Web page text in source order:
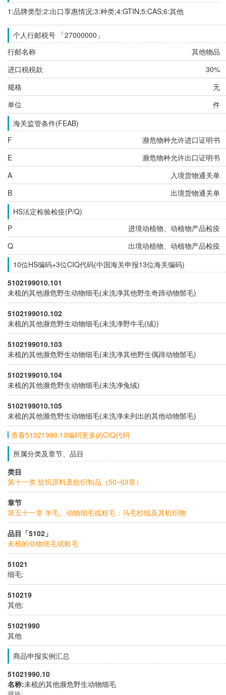
1:品牌类型;2:出口享惠情况;3:种类;4:GTIN;5:CAS;6:其他
个人行邮税号 「27000000」
行邮名称
其他物品
进口税税款
30%
规格
无
单位
件
海关监管条件(FEAB)
F
濒危物种允许进口证明书
E
濒危物种允许出口证明书
A
入境货物通关单
B
出境货物通关单
HS法定检验检疫(P/Q)
P
进境动植物、动植物产品检疫
Q
出境动植物、动植物产品检疫
10位HS编码+3位CIQ代码(中国海关申报13位海关编码)
5102199010.101
未梳的其他濒危野生动物细毛(未洗净其他野生奇蹄动物鬃毛)
5102199010.102
未梳的其他濒危野生动物细毛(未洗净野牛毛(绒))
5102199010.103
未梳的其他濒危野生动物细毛(未洗净其他野生偶蹄动物鬃毛)
5102199010.104
未梳的其他濒危野生动物细毛(未洗净兔绒)
5102199010.105
未梳的其他濒危野生动物细毛(未洗净未列出的其他动物鬃毛)
查看51021990.10编码更多的CIQ代码
所属分类及章节、品目
类目
第十一类 纺织原料及纺织制品（50~63章）
章节
第五十一章 羊毛、动物细毛或粗毛；马毛纱线及其机织物
品目「5102」
未梳的动物细毛或粗毛
51021
细毛:
510219
其他:
51021990
其他
商品申报实例汇总
51021990.10
名称:未梳的其他濒危野生动物细毛